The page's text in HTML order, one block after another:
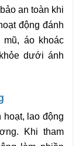
an toàn khi
động đánh
áo khoác
dưới ánh
hoạt, lao động
Khi tham